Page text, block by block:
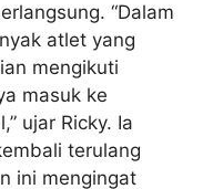
“Dalam
atlet yang
mengikuti
masuk ke
ujar Ricky. Ia
terulang
ini mengingat